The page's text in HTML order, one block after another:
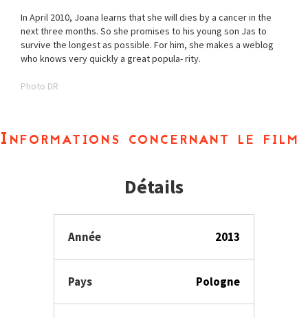
In April 2010, Joana learns that she will dies by a cancer in the
next three months. So she promises to his young son Jas to
survive the longest as possible. For him, she makes a weblog
who knows very quickly a great popula- rity.
Photo DR
Informations concernant le film
Détails
Année 2013
Pays Pologne